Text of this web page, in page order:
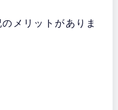
メリットがありま